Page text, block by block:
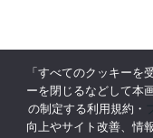
利用規
「すべてのクッキーを
ーを閉じるなどして本
の制定する利用規約・
向上やサイト改善、情